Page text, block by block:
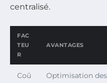
centralisé.
FAC
TEU
R
AVANTAGES
Coû
Optimisation des